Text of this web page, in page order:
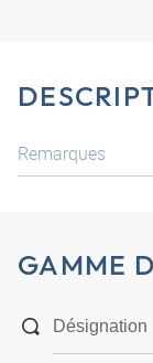
Remarques
GAMME